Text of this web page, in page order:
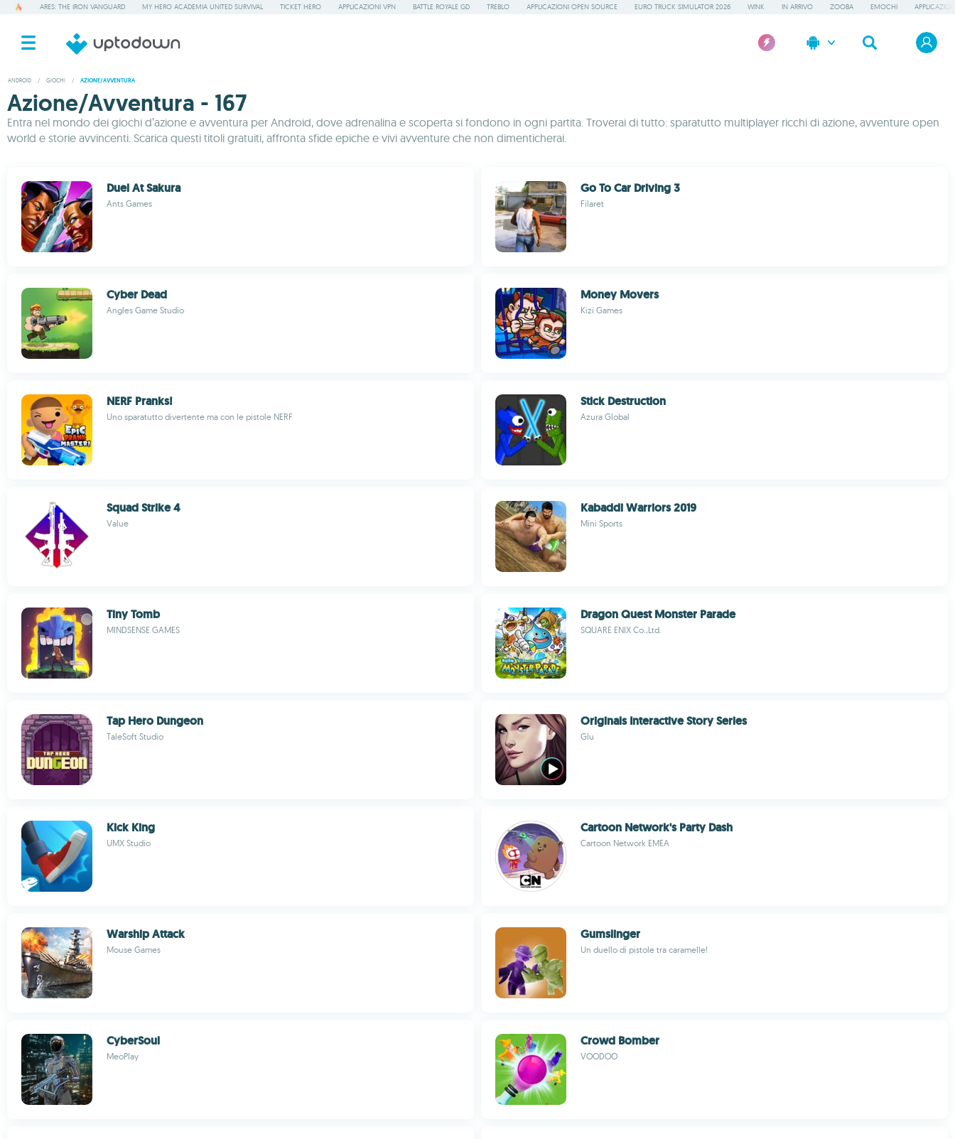
ARES: THE IRON VANGUARD MY HERO ACADEMIA UNITED SURVIVAL TICKET HERO APPLICAZIONI VPN BATTLE ROYALE GD TREBLO APPLICAZIONI OPEN SOURCE EURO TRUCK SIMULATOR 2026 WINK IN ARRIVO ZOOBA EMOCHI
ANDROID / GIOCHI / AZIONE/AVVENTURA
Azione/Avventura - 167
Entra nel mondo dei giochi d’azione e avventura per Android, dove adrenalina e scoperta si fondono in ogni partita. Troverai di tutto: sparatutto multiplayer ricchi di azione, avventure open
world e storie avvincenti. Scarica questi titoli gratuiti, affronta sfide epiche e vivi avventure che non dimenticherai.
Duel At Sakura
Ants Games
Go To Car Driving 3
Filaret
Cyber Dead
Angles Game Studio
Money Movers
Kizi Games
NERF Pranks!
Uno sparatutto divertente ma con le pistole NERF
Stick Destruction
Azura Global
Squad Strike 4
Value
Kabaddi Warriors 2019
Mini Sports
Tiny Tomb
MINDSENSE GAMES
Dragon Quest Monster Parade
SQUARE ENIX Co.,Ltd.
Tap Hero Dungeon
TaleSoft Studio
Originals Interactive Story Series
Glu
Kick King
UMX Studio
Cartoon Network's Party Dash
Cartoon Network EMEA
Warship Attack
Mouse Games
Gumslinger
Un duello di pistole tra caramelle!
CyberSoul
MeoPlay
Crowd Bomber
VOODOO